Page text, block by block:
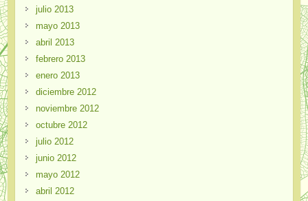
julio 2013
mayo 2013
abril 2013
febrero 2013
enero 2013
diciembre 2012
noviembre 2012
octubre 2012
julio 2012
junio 2012
mayo 2012
abril 2012